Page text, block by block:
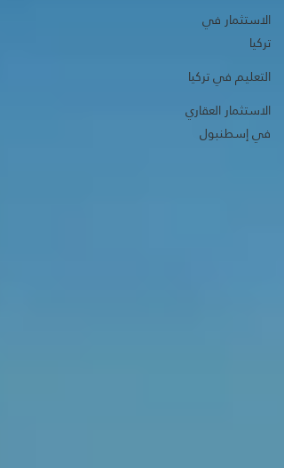
الاستثمار في
تركيا
التعليم في تركيا
الاستثمار العقاري
في إسطنبول